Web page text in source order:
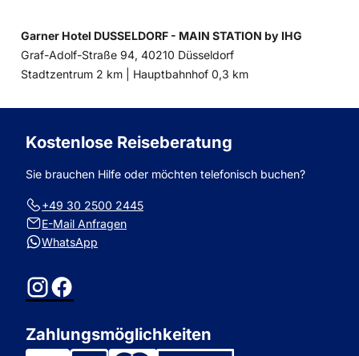
Garner Hotel DUSSELDORF - MAIN STATION by IHG
Graf-Adolf-Straße 94, 40210 Düsseldorf
Entfernung
Stadtzentrum 2 km | Entfernung
Hauptbahnhof 0,3 km
Kostenlose Reiseberatung
Sie brauchen Hilfe oder möchten telefonisch buchen?
+49 30 2500 2445
E-Mail Anfragen
WhatsApp
InstagramFacebook
Zahlungsmöglichkeiten